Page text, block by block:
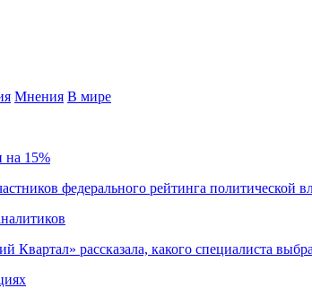
Мнения В мире
на 15%
федерального рейтинга политической
Квартал» рассказала, какого специалиста